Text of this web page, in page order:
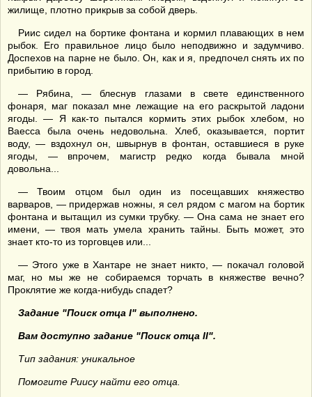
жилище, плотно прикрыв за собой дверь.
Риис сидел на бортике фонтана и кормил плавающих в нем
рыбок. Его правильное лицо было неподвижно и задумчиво.
Доспехов на парне не было. Он, как и я, предпочел снять их по
прибытию в город.
— Рябина, — блеснув глазами в свете единственного
фонаря, маг показал мне лежащие на его раскрытой ладони
ягоды. — Я как-то пытался кормить этих рыбок хлебом, но
Ваесса была очень недовольна. Хлеб, оказывается, портит
воду, — вздохнул он, швырнув в фонтан, оставшиеся в руке
ягоды, — впрочем, магистр редко когда бывала мной
довольна...
— Твоим отцом был один из посещавших княжество
варваров, — придержав ножны, я сел рядом с магом на бортик
фонтана и вытащил из сумки трубку. — Она сама не знает его
имени, — твоя мать умела хранить тайны. Быть может, это
знает кто-то из торговцев или...
— Этого уже в Хантаре не знает никто, — покачал головой
маг, но мы же не собираемся торчать в княжестве вечно?
Проклятие же когда-нибудь спадет?
Задание "Поиск отца I" выполнено.
Вам доступно задание "Поиск отца II".
Тип задания: уникальное
Помогите Риису найти его отца.